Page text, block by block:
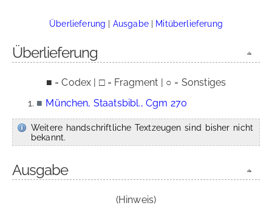
Überlieferung | Ausgabe| Mitüberlieferung
Überlieferung
■ = Codex | □ = Fragment | ○ = Sonstiges
■ München, Staatsbibl., Cgm 270
Weitere handschriftliche Textzeugen sind bisher nicht
bekannt.
Ausgabe
(Hinweis)